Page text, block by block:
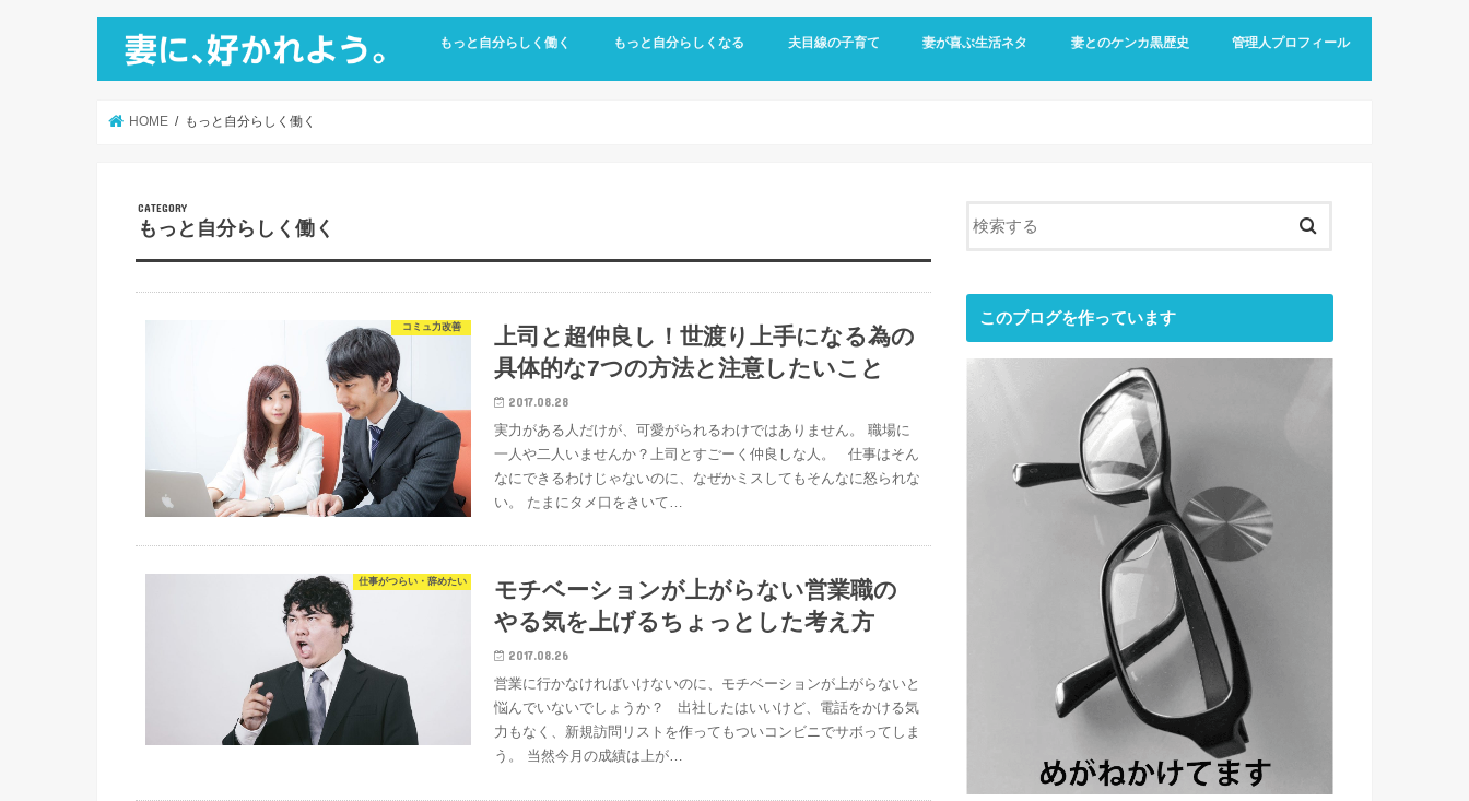
もっと自分らしく働く
仕事がつらい・辞めたい
残業せずに帰りたい
職場のコミュニケーションが不安
職場行事を乗り切りたい
転職を成功させたい
もっと自分らしくなる
幸せ体質マインドセット
コミュ力改善
ハッピー生活に導くオススメ本
夫目線の子育て 妻が喜ぶ生活ネタ
家事のマメ知識
家族のためのヘルスケア
家計・お金の話
面白商品レビュー
妻とのケンカ黒歴史 管理人プロフィール
HOME もっと自分らしく働く
もっと自分らしく働く
コミュ力改善
上司と超仲良し！世渡り上手になる為の
具体的な7つの方法と注意したいこと
2017.08.28
実力がある人だけが、可愛がられるわけではありません。 職場に
一人や二人いませんか？上司とすごーく仲良しな人。 仕事はそん
なにできるわけじゃないのに、なぜかミスしてもそんなに怒られな
い。 たまにタメ口をきいて…
仕事がつらい・辞めたい
モチベーションが上がらない営業職の
やる気を上げるちょっとした考え方
2017.08.26
営業に行かなければいけないのに、モチベーションが上がらないと
悩んでいないでしょうか？ 出社したはいいけど、電話をかける気
力もなく、新規訪問リストを作ってもついコンビニでサボってしま
う。 当然今月の成績は上が…
このブログを作っています